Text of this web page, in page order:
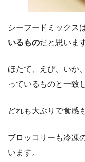
シーフードミックス
いるものだと思います
ほたて、えび、いか
っているものと一致
どれも大ぶりで食感
ブロッコリーも冷凍
います。